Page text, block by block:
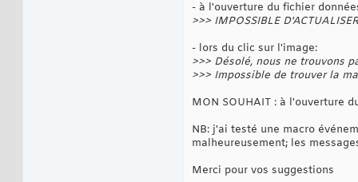
- à l'ouverture du fichier
>>> IMPOSSIBLE
- lors du clic sur l'image:
>>> Désolé, nous ne trouvons
>>> Impossible de trouver la
MON SOUHAIT : à l'ouverture
NB: j'ai testé une macro
malheureusement; les
Merci pour vos suggestions